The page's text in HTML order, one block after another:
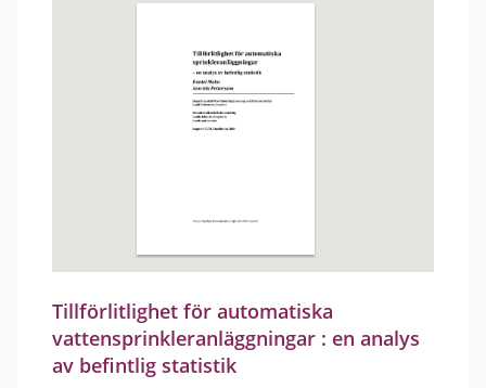
Tillförlitlighet för automatiska
vattensprinkleranläggningar : en analys
av befintlig statistik